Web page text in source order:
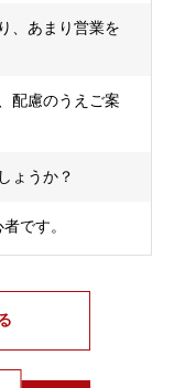
、あまり営業を
配慮のうえご案
ょうか？
です。